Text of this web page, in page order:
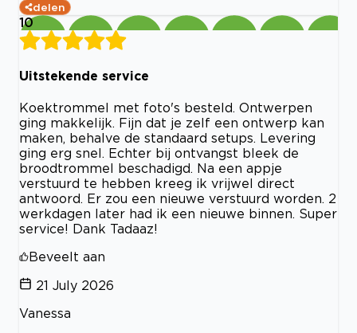
delen
10
Uitstekende service
Koektrommel met foto's besteld. Ontwerpen
ging makkelijk. Fijn dat je zelf een ontwerp kan
maken, behalve de standaard setups. Levering
ging erg snel. Echter bij ontvangst bleek de
broodtrommel beschadigd. Na een appje
verstuurd te hebben kreeg ik vrijwel direct
antwoord. Er zou een nieuwe verstuurd worden. 2
werkdagen later had ik een nieuwe binnen. Super
service! Dank Tadaaz!
Beveelt aan
21 July 2026
Vanessa